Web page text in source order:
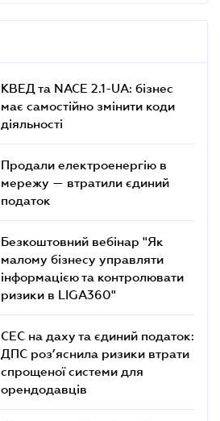
КВЕД та NACE 2.1-UA: бізнес
має самостійно змінити коди
діяльності
Продали електроенергію в
мережу — втратили єдиний
податок
Безкоштовний вебінар "Як
малому бізнесу управляти
інформацією та контролювати
ризики в LIGA360"
СЕС на даху та єдиний податок:
ДПС роз’яснила ризики втрати
спрощеної системи для
орендодавців